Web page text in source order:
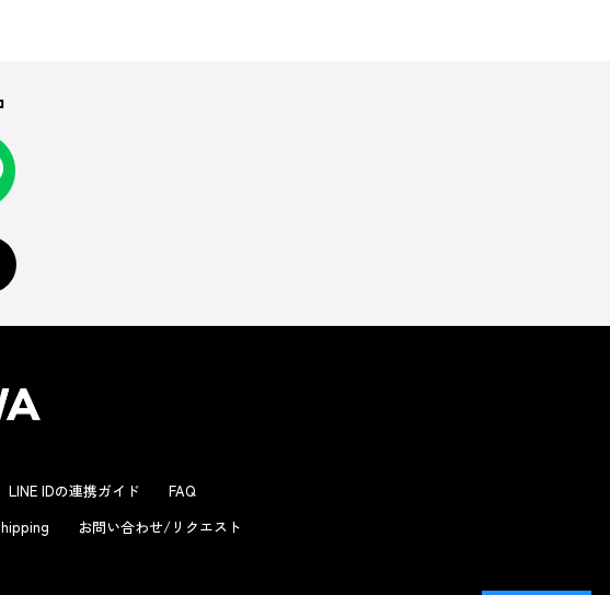
LINE IDの連携ガイド
FAQ
お問い合わせ/リクエスト